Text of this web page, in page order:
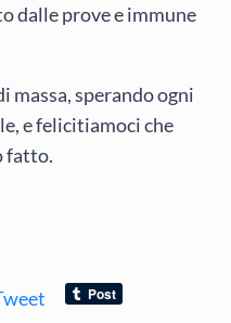
dalle prove e immune
massa, sperando ogni
e felicitiamoci che
fatto.